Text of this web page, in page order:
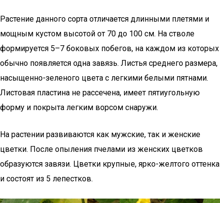
Растение данного сорта отличается длинными плетями и
мощным кустом высотой от 70 до 100 см. На стволе
формируется 5–7 боковых побегов, на каждом из которых
обычно появляется одна завязь. Листья среднего размера,
насыщенно-зеленого цвета с легкими белыми пятнами.
Листовая пластина не рассечена, имеет пятиугольную
форму и покрыта легким ворсом снаружи.
На растении развиваются как мужские, так и женские
цветки. После опыления пчелами из женских цветков
образуются завязи. Цветки крупные, ярко-желтого оттенка
и состоят из 5 лепестков.